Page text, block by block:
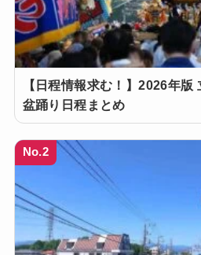
【日程情報求む！】2026年版
盆踊り日程まとめ
No.2